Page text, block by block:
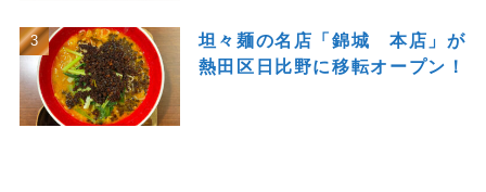
坦々麺の名店「錦城 本店」が
熱田区日比野に移転オープン！